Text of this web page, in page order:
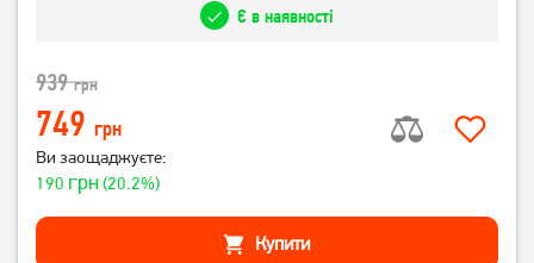
Є в наявності
939грн
749 грн
Ви заощаджуєте:
190 грн(20.2%)
Купити